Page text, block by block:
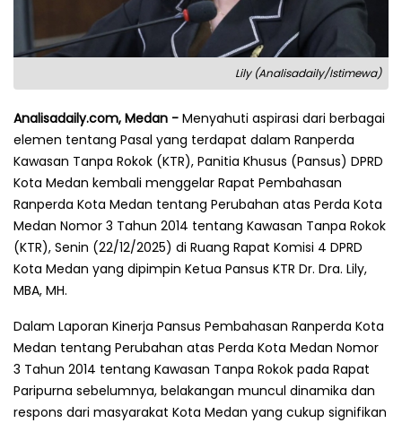
Lily (Analisadaily/Istimewa)
Analisadaily.com, Medan - Menyahuti aspirasi dari berbagai
elemen tentang Pasal yang terdapat dalam Ranperda
Kawasan Tanpa Rokok (KTR), Panitia Khusus (Pansus) DPRD
Kota Medan kembali menggelar Rapat Pembahasan
Ranperda Kota Medan tentang Perubahan atas Perda Kota
Medan Nomor 3 Tahun 2014 tentang Kawasan Tanpa Rokok
(KTR), Senin (22/12/2025) di Ruang Rapat Komisi 4 DPRD
Kota Medan yang dipimpin Ketua Pansus KTR Dr. Dra. Lily,
MBA, MH.
Dalam Laporan Kinerja Pansus Pembahasan Ranperda Kota
Medan tentang Perubahan atas Perda Kota Medan Nomor
3 Tahun 2014 tentang Kawasan Tanpa Rokok pada Rapat
Paripurna sebelumnya, belakangan muncul dinamika dan
respons dari masyarakat Kota Medan yang cukup signifikan